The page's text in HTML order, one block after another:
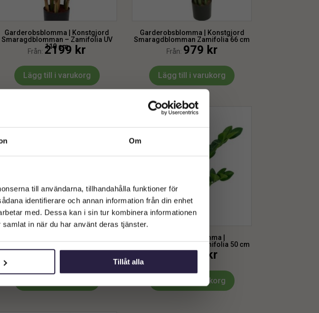
Om
till användarna, tillhandahålla funktioner för
identifierare och annan information från din enhet
med. Dessa kan i sin tur kombinera informationen
in när du har använt deras tjänster.
Tillåt alla
Garderobsblomma | Konstgjord
Smaragdblomman – Zamifolia UV
110 cm
Från: 2199 kr
Lägg till i varukorg
Garderobsblomma | Konstgjord
Smaragdblomman Zamifolia 66 cm
Från: 979 kr
Lägg till i varukorg
Zamifolia 45 cm
499kr
Garderobsblomma |
Smaragdblomman Zamifolia 50 cm
359 kr
Lägg till i varukorg
justera ditt val längst upp
moms)